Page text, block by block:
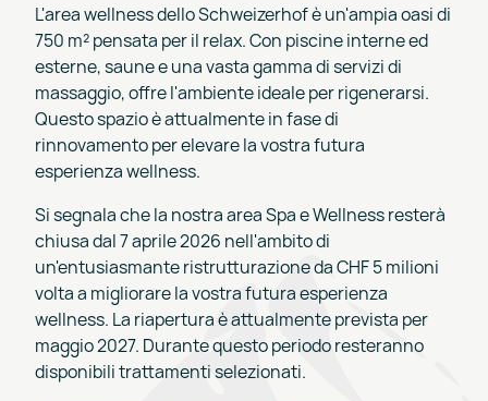
L'area wellness dello Schweizerhof è un'ampia oasi di
750 m² pensata per il relax. Con piscine interne ed
esterne, saune e una vasta gamma di servizi di
massaggio, offre l'ambiente ideale per rigenerarsi.
Questo spazio è attualmente in fase di
rinnovamento per elevare la vostra futura
esperienza wellness.
Si segnala che la nostra area Spa e Wellness resterà
chiusa dal 7 aprile 2026 nell'ambito di
un'entusiasmante ristrutturazione da CHF 5 milioni
volta a migliorare la vostra futura esperienza
wellness. La riapertura è attualmente prevista per
maggio 2027. Durante questo periodo resteranno
disponibili trattamenti selezionati.